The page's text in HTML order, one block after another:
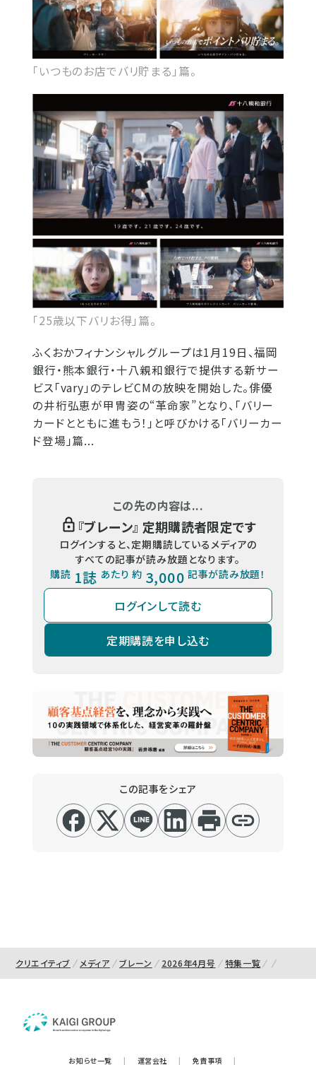
「いつものお店でバリ貯まる」篇。
「25歳以下バリお得」篇。
ふくおかフィナンシャルグループは1月19日、福岡
銀行・熊本銀行・十八親和銀行で提供する新サー
ビス「vary」のテレビCMの放映を開始した。俳優
の井桁弘恵が甲冑姿の“革命家”となり、「バリー
カードとともに進もう！」と呼びかける「バリーカー
ド登場」篇...
この先の内容は...
『ブレーン』 定期購読者限定です
ログインすると、定期購読しているメディアの
すべての記事が読み放題となります。
購読 1誌 あたり 約 3,000 記事が読み放題！
ログインして読む
定期購読を申し込む
この記事をシェア
クリエイティブ メディア ブレーン 2026年4月号 特集一覧
お知らせ一覧 | 運営会社 | 免責事項 |